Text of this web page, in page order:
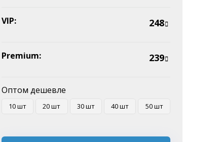
VIP: 248
Premium: 239
Оптом дешевле
10 шт 20 шт 30 шт 40 шт 50 шт